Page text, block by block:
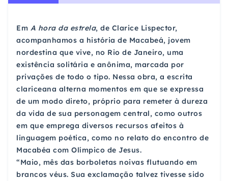
Em A hora da estrela, de Clarice Lispector,
acompanhamos a história de Macabeá, jovem
nordestina que vive, no Rio de Janeiro, uma
existência solitária e anônima, marcada por
privações de todo o tipo. Nessa obra, a escrita
clariceana alterna momentos em que se expressa
de um modo direto, próprio para remeter à dureza
da vida de sua personagem central, como outros
em que emprega diversos recursos afeitos à
linguagem poética, como no relato do encontro de
Macabéa com Olímpico de Jesus.
“Maio, mês das borboletas noivas flutuando em
brancos véus. Sua exclamação talvez tivesse sido